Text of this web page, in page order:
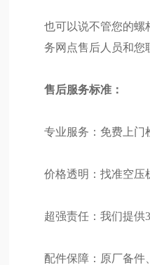
也可以说不管您的螺
务网点售后人员和您
售后服务标准：
专业服务：免费上门
价格透明：找准空压
超强责任：我们提供
配件保障：原厂备件